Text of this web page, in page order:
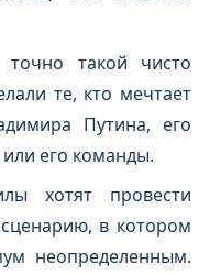
такой чисто
те, кто мечтает
Путина, его
его команды.
хотят провести
в котором
неопределенным.